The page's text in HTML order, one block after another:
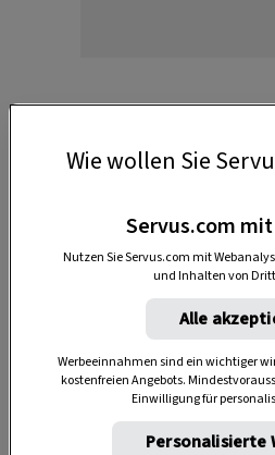
2 leere Saft- oder
Modelliergips
wasserfesten Filzstift
Acrylfarbe
Wie wollen Sie
Servus.com
Nutzen Sie Servus.com mit
und Inhalten von
Alle
Werbeeinnahmen sind ein wichtiger
kostenfreien Angebots.
Einwilligung für
Personalisierte